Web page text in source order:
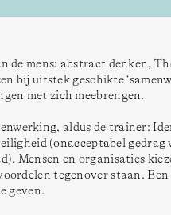
mens: abstract denken,
bij uitstek geschikte
met zich meebrengen.
aldus de trainer:
(onacceptabel
Mensen en organisaties
tegenover staan.
geven.